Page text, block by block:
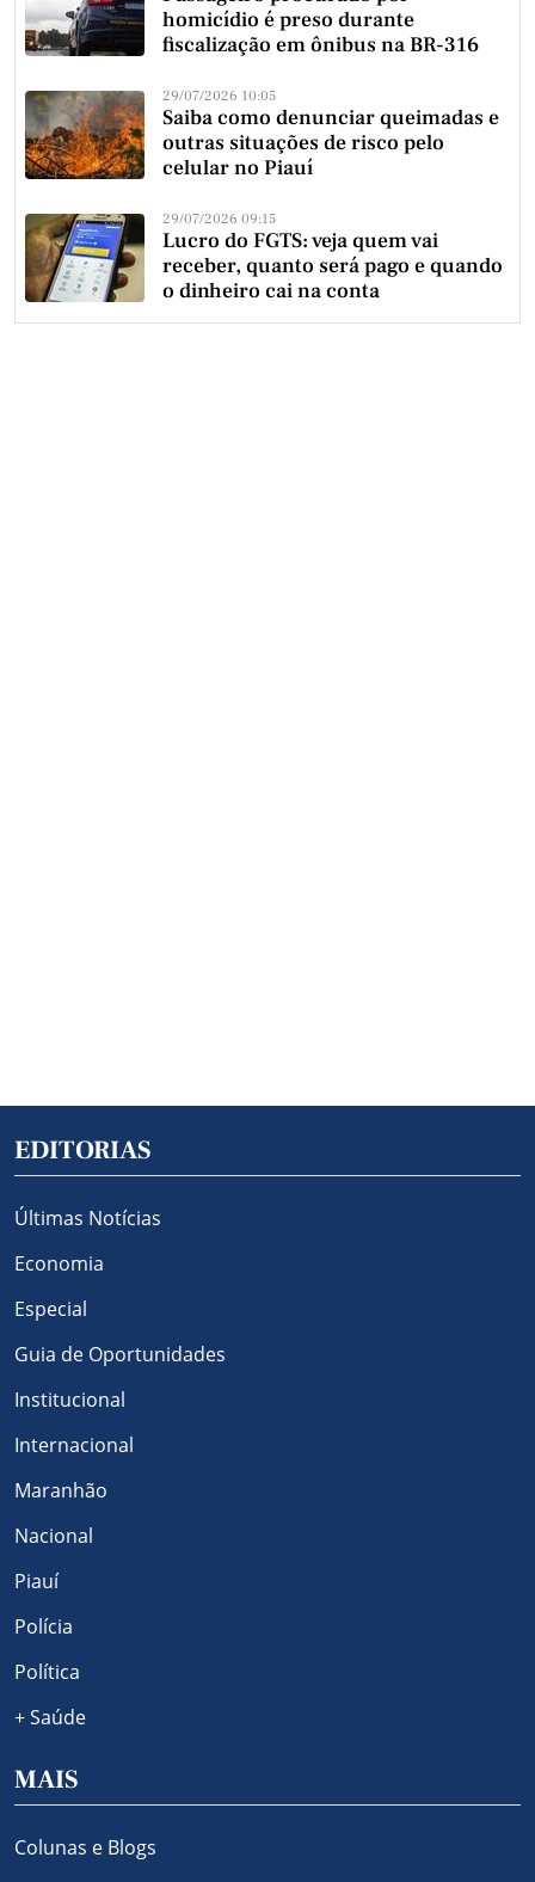
homicídio é preso durante
fiscalização em ônibus na BR-316
29/07/2026 10:05
Saiba como denunciar queimadas e
outras situações de risco pelo
celular no Piauí
29/07/2026 09:15
Lucro do FGTS: veja quem vai
receber, quanto será pago e quando
o dinheiro cai na conta
EDITORIAS
Últimas Notícias
Economia
Especial
Guia de Oportunidades
Institucional
Internacional
Maranhão
Nacional
Piauí
Polícia
Política
+ Saúde
MAIS
Colunas e Blogs